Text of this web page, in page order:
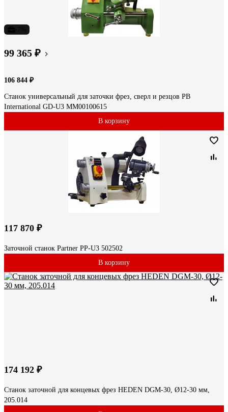
99 365 ₽
106 844 ₽
Станок универсальный для заточки фрез, сверл и резцов PB
International GD-U3 MM00100615
В корзину
117 870 ₽
Заточной станок Partner PP-U3 502502
В корзину
174 192 ₽
Станок заточной для концевых фрез HEDEN DGM-30, Ø12-30 мм,
205.014